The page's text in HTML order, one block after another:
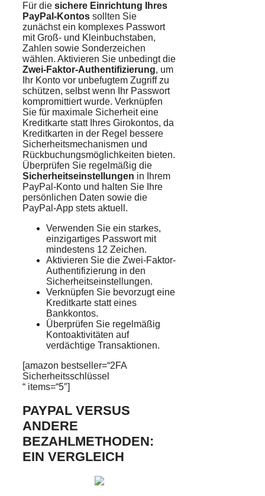
Für die sichere Einrichtung Ihres
PayPal-Kontos sollten Sie
zunächst ein komplexes Passwort
mit Groß- und Kleinbuchstaben,
Zahlen sowie Sonderzeichen
wählen. Aktivieren Sie unbedingt die
Zwei-Faktor-Authentifizierung, um
Ihr Konto vor unbefugtem Zugriff zu
schützen, selbst wenn Ihr Passwort
kompromittiert wurde. Verknüpfen
Sie für maximale Sicherheit eine
Kreditkarte statt Ihres Girokontos, da
Kreditkarten in der Regel bessere
Sicherheitsmechanismen und
Rückbuchungsmöglichkeiten bieten.
Überprüfen Sie regelmäßig die
Sicherheitseinstellungen in Ihrem
PayPal-Konto und halten Sie Ihre
persönlichen Daten sowie die
PayPal-App stets aktuell.
Verwenden Sie ein starkes,
einzigartiges Passwort mit
mindestens 12 Zeichen.
Aktivieren Sie die Zwei-Faktor-
Authentifizierung in den
Sicherheitseinstellungen.
Verknüpfen Sie bevorzugt eine
Kreditkarte statt eines
Bankkontos.
Überprüfen Sie regelmäßig
Kontoaktivitäten auf
verdächtige Transaktionen.
[amazon bestseller=“2FA
Sicherheitsschlüssel
“ items=“5″]
PAYPAL VERSUS
ANDERE
BEZAHLMETHODEN:
EIN VERGLEICH